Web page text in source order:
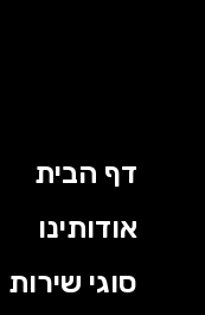
דף הבית
אודותינו
סוגי שירות